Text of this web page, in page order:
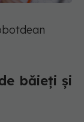
băieți și